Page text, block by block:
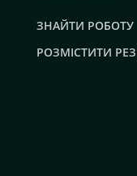
ЗНАЙТИ РОБОТУ
РОЗМІСТИТИ